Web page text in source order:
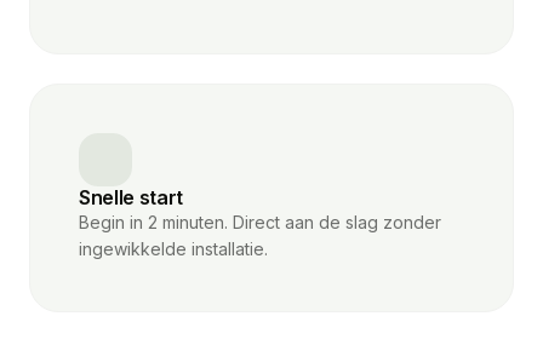
Snelle start
Begin in 2 minuten. Direct aan de slag zonder
ingewikkelde installatie.